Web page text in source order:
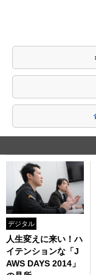
デジタル
人生変えに来い！ハ
イテンションな「J
AWS DAYS 2014」